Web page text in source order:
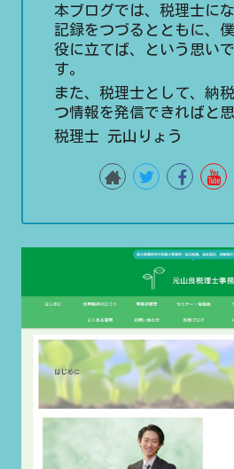
本ブログでは、税理士に
記録をつづるとともに、
役に立てば、という思い
す。
また、税理士として、納
つ情報を発信できればと思
税理士 元山りょう